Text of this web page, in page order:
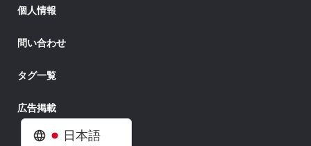
日本語
個人情報
問い合わせ
タグ一覧
広告掲載